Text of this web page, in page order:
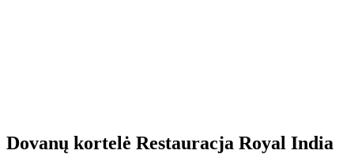
Dovanų kortelė Restauracja Royal India